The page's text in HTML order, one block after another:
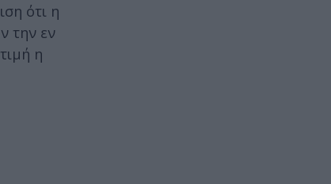
ότι η
την εν
η